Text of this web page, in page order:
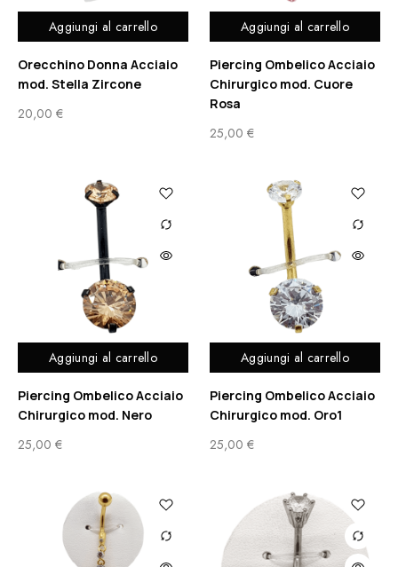
Aggiungi al carrello
Orecchino Donna Acciaio
mod. Stella Zircone
20,00 €
Aggiungi al carrello
Piercing Ombelico Acciaio
Chirurgico mod. Cuore
Rosa
25,00 €
Aggiungi al carrello
Piercing Ombelico Acciaio
Chirurgico mod. Nero
25,00 €
Aggiungi al carrello
Piercing Ombelico Acciaio
Chirurgico mod. Oro1
25,00 €